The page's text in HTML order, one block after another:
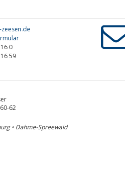
0
59
62
• Dahme-Spreewald